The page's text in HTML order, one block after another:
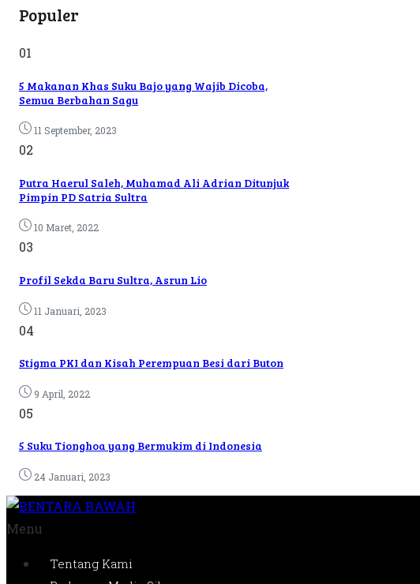
Populer
01
5 Makanan Khas Suku Bajo yang Wajib Dicoba,
Semua Berbahan Sagu
11 September, 2023
02
Putra Haerul Saleh, Muhamad Ali Adrian Ditunjuk
Pimpin PD Satria Sultra
10 Maret, 2022
03
Profil Sekda Baru Sultra, Asrun Lio
11 Januari, 2023
04
Stigma PKI dan Kisah Perempuan Besi dari Buton
9 April, 2022
05
5 Suku Tionghoa yang Bermukim di Indonesia
24 Januari, 2023
Menu
Tentang Kami